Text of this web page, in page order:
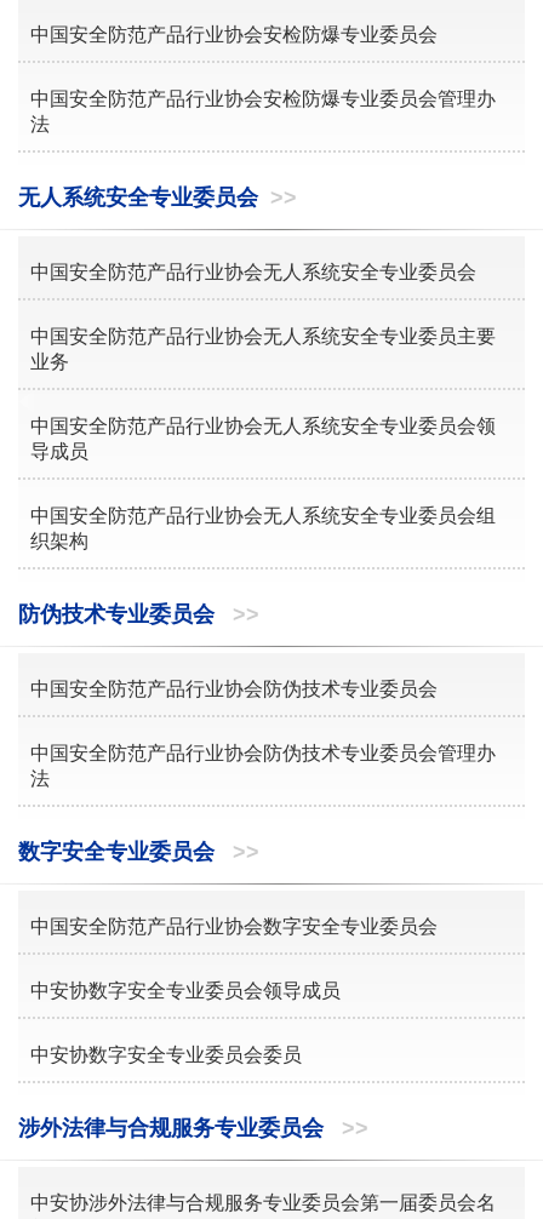
中国安全防范产品行业协会安检防爆专业委员会
中国安全防范产品行业协会安检防爆专业委员会管理办
法
无人系统安全专业委员会 >>
中国安全防范产品行业协会无人系统安全专业委员会
中国安全防范产品行业协会无人系统安全专业委员主要
业务
中国安全防范产品行业协会无人系统安全专业委员会领
导成员
中国安全防范产品行业协会无人系统安全专业委员会组
织架构
防伪技术专业委员会 >>
中国安全防范产品行业协会防伪技术专业委员会
中国安全防范产品行业协会防伪技术专业委员会管理办
法
数字安全专业委员会 >>
中国安全防范产品行业协会数字安全专业委员会
中安协数字安全专业委员会领导成员
中安协数字安全专业委员会委员
涉外法律与合规服务专业委员会 >>
中安协涉外法律与合规服务专业委员会第一届委员会名